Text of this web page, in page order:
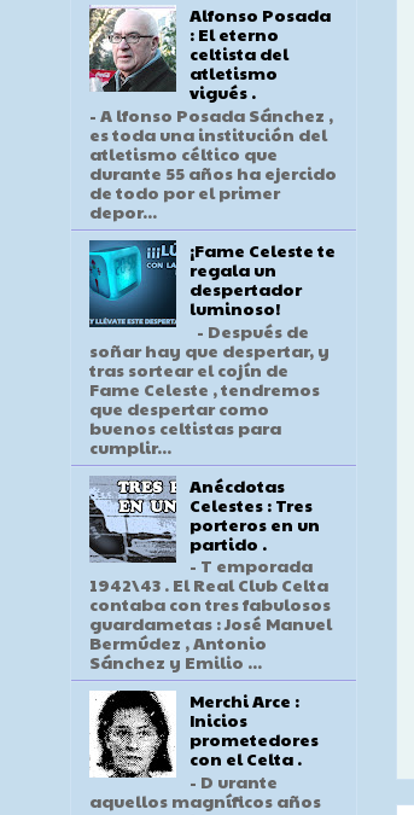
Alfonso Posada
: El eterno
celtista del
atletismo
vigués .
- A lfonso Posada Sánchez ,
es toda una institución del
atletismo céltico que
durante 55 años ha ejercido
de todo por el primer
depor...
¡Fame Celeste te
regala un
despertador
luminoso!
- Después de
soñar hay que despertar, y
tras sortear el cojín de
Fame Celeste , tendremos
que despertar como
buenos celtistas para
cumplir...
Anécdotas
Celestes : Tres
porteros en un
partido .
- T emporada
1942\43 . El Real Club Celta
contaba con tres fabulosos
guardametas : José Manuel
Bermúdez , Antonio
Sánchez y Emilio ...
Merchi Arce :
Inicios
prometedores
con el Celta .
- D urante
aquellos magníficos años